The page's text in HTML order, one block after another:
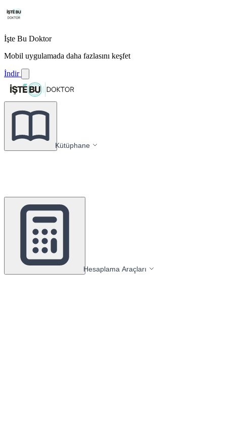
İşte Bu Doktor
Mobil uygulamada daha fazlasını keşfet
İndir
Kütüphane
Hesaplama Araçları